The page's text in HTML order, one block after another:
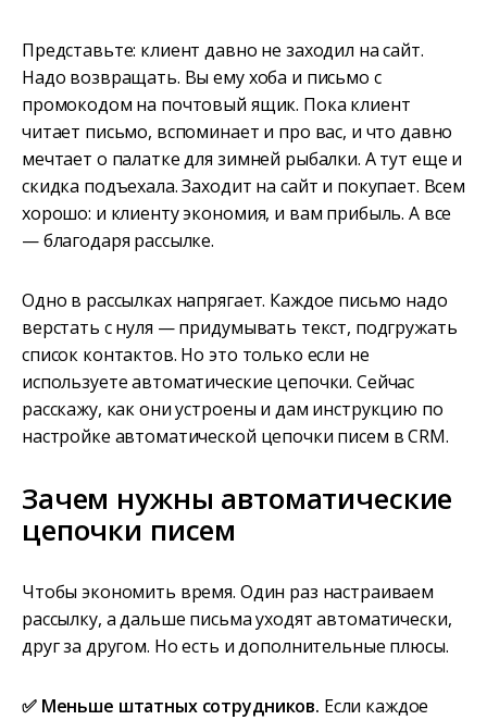
Представьте: клиент давно не заходил на сайт.
Надо возвращать. Вы ему хоба и письмо с
промокодом на почтовый ящик. Пока клиент
читает письмо, вспоминает и про вас, и что давно
мечтает о палатке для зимней рыбалки. А тут еще и
скидка подъехала. Заходит на сайт и покупает. Всем
хорошо: и клиенту экономия, и вам прибыль. А все
— благодаря рассылке.
Одно в рассылках напрягает. Каждое письмо надо
верстать с нуля — придумывать текст, подгружать
список контактов. Но это только если не
используете автоматические цепочки. Сейчас
расскажу, как они устроены и дам инструкцию по
настройке автоматической цепочки писем в CRM.
Зачем нужны автоматические
цепочки писем
Чтобы экономить время. Один раз настраиваем
рассылку, а дальше письма уходят автоматически,
друг за другом. Но есть и дополнительные плюсы.
✅ Меньше штатных сотрудников. Если каждое